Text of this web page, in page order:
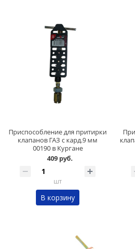
Приспособление для притирки
клапанов ГАЗ с кард.9 мм
00190 в Кургане
409 руб.
шт
В корзину